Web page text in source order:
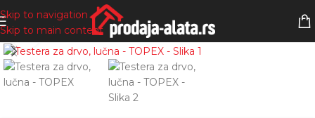
Skip to navigation
Skip to main content
Zumiranje